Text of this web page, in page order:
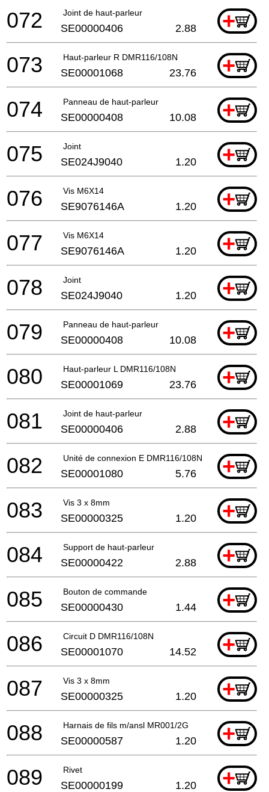
Joint de haut-parleur +
072 SE00000406 2.88
Haut-parleur R DMR116/108N +
073 SE00001068 23.76
Panneau de haut-parleur +
074 SE00000408 10.08
Joint +
075 SE024J9040 1.20
Vis M6X14 +
076 SE9076146A 1.20
Vis M6X14 +
077 SE9076146A 1.20
Joint +
078 SE024J9040 1.20
Panneau de haut-parleur +
079 SE00000408 10.08
Haut-parleur L DMR116/108N +
080 SE00001069 23.76
Joint de haut-parleur +
081 SE00000406 2.88
Unité de connexion E DMR116/108N +
082 SE00001080 5.76
Vis 3 x 8mm +
083 SE00000325 1.20
Support de haut-parleur +
084 SE00000422 2.88
Bouton de commande +
085 SE00000430 1.44
Circuit D DMR116/108N +
086 SE00001070 14.52
Vis 3 x 8mm +
087 SE00000325 1.20
Harnais de fils m/ansl MR001/2G +
088 SE00000587 1.20
Rivet +
089 SE00000199 1.20